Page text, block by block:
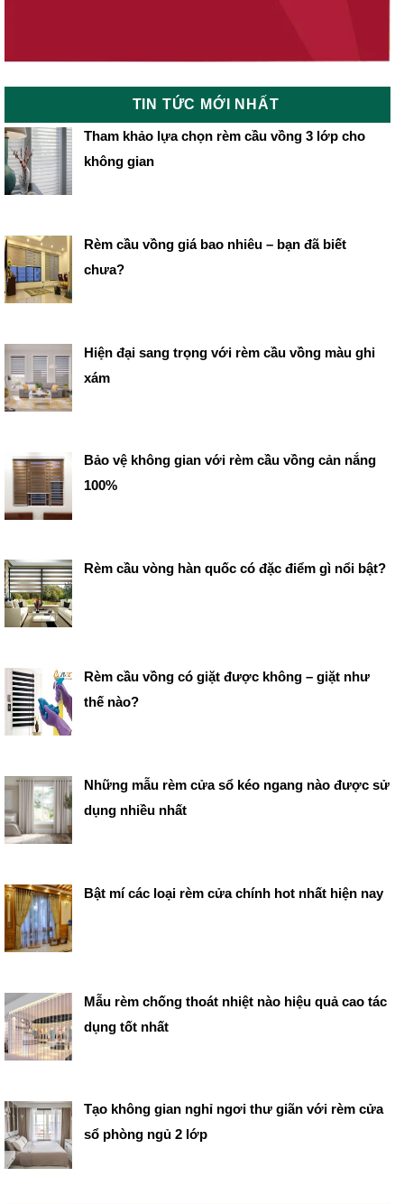
TIN TỨC MỚI NHẤT
Tham khảo lựa chọn rèm cầu vồng 3 lớp cho
không gian
Rèm cầu vồng giá bao nhiêu – bạn đã biết
chưa?
Hiện đại sang trọng với rèm cầu vồng màu ghi
xám
Bảo vệ không gian với rèm cầu vồng cản nắng
100%
Rèm cầu vòng hàn quốc có đặc điểm gì nổi bật?
Rèm cầu vồng có giặt được không – giặt như
thế nào?
Những mẫu rèm cửa sổ kéo ngang nào được sử
dụng nhiều nhất
Bật mí các loại rèm cửa chính hot nhất hiện nay
Mẫu rèm chống thoát nhiệt nào hiệu quả cao tác
dụng tốt nhất
Tạo không gian nghỉ ngơi thư giãn với rèm cửa
sổ phòng ngủ 2 lớp